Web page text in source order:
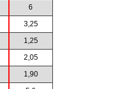
6
3,25
1,25
2,05
1,90